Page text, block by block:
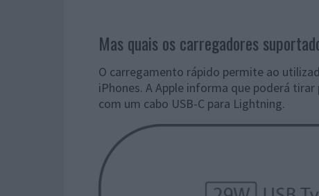
Mas quais os carregadores
O carregamento rápido permite ao
iPhones. A Apple informa que poderá
com um cabo USB-C para Lightning.